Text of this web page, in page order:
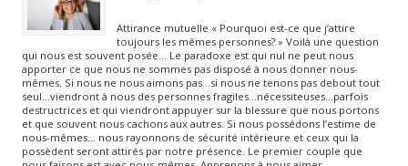
Attirance mutuelle « Pourquoi est-ce que j’attire
toujours les mêmes personnes? » Voilà une question
qui nous est souvent posée… Le paradoxe est qui nul ne peut nous
apporter ce que nous ne sommes pas disposé à nous donner nous-
mêmes. Si nous ne nous aimons pas…si nous ne tenons pas debout tout
seul…viendront à nous des personnes fragiles…nécessiteuses…parfois
destructrices et qui viendront appuyer sur la blessure que nous portons
et que souvent nous cachons aux autres. Si nous possédons l’estime de
nous-mêmes… nous rayonnons de sécurité intérieure et ceux qui la
possèdent seront attirés par notre présence. Le premier couple que